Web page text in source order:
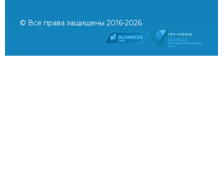
© Все права защищены 2016-2026